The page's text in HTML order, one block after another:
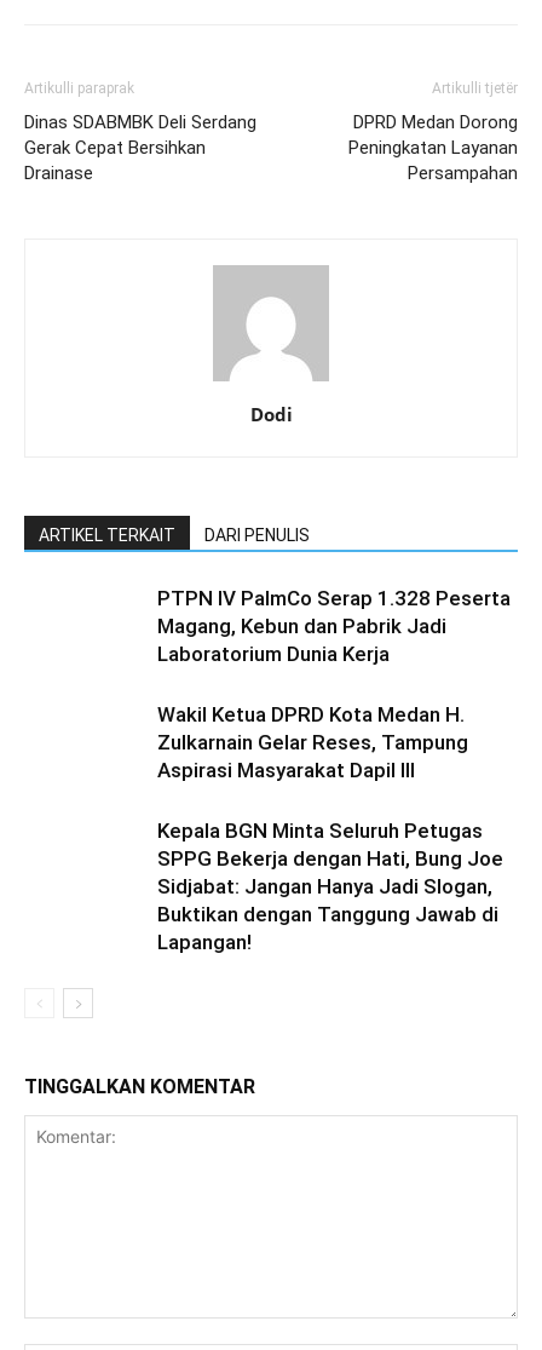
Artikulli paraprak
Dinas SDABMBK Deli Serdang
Gerak Cepat Bersihkan
Drainase
Artikulli tjetër
DPRD Medan Dorong
Peningkatan Layanan
Persampahan
Dodi
ARTIKEL TERKAIT DARI PENULIS
PTPN IV PalmCo Serap 1.328 Peserta
Magang, Kebun dan Pabrik Jadi
Laboratorium Dunia Kerja
Wakil Ketua DPRD Kota Medan H.
Zulkarnain Gelar Reses, Tampung
Aspirasi Masyarakat Dapil III
Kepala BGN Minta Seluruh Petugas
SPPG Bekerja dengan Hati, Bung Joe
Sidjabat: Jangan Hanya Jadi Slogan,
Buktikan dengan Tanggung Jawab di
Lapangan!
TINGGALKAN KOMENTAR